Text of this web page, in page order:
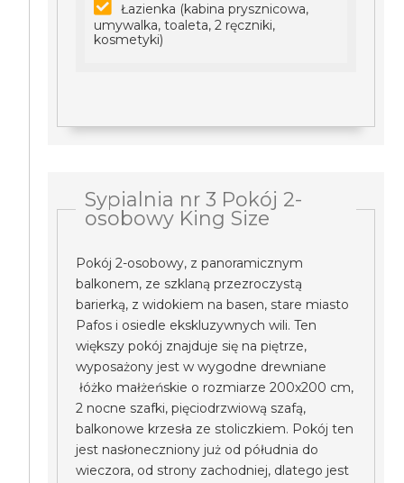
Łazienka (kabina prysznicowa,
umywalka, toaleta, 2 ręczniki,
kosmetyki)
Sypialnia nr 3 Pokój 2-
osobowy King Size
Pokój 2-osobowy, z panoramicznym
balkonem, ze szklaną przezroczystą
barierką, z widokiem na basen, stare miasto
Pafos i osiedle ekskluzywnych wili. Ten
większy pokój znajduje się na piętrze,
wyposażony jest w wygodne drewniane
łóżko małżeńskie o rozmiarze 200x200 cm,
2 nocne szafki, pięciodrzwiową szafą,
balkonowe krzesła ze stoliczkiem. Pokój ten
jest nasłoneczniony już od półudnia do
wieczora, od strony zachodniej, dlatego jest